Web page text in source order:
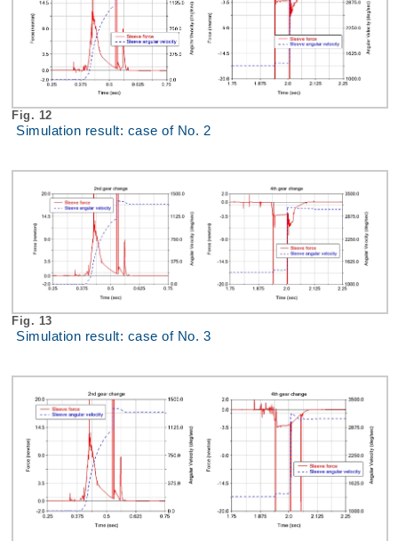
Fig. 12
Simulation result: case of No. 2
Fig. 13
Simulation result: case of No. 3